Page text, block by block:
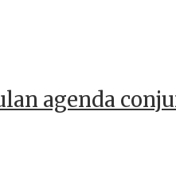
agenda